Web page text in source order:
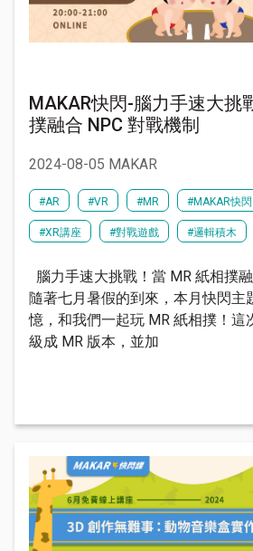
MAKAR快閃-腦力手速大挑
撲融合 NPC 對戰機制
2024-08-05 MAKAR
#AR #VR #MR #MAKAR快閃
#XR講座 #對戰遊戲 #邏輯積木
腦力手速大挑戰！當 MR 紙相撲
隨著七月暑假的到來，本月快閃主
憶，和我們一起玩 MR 紙相撲！這
級成 MR 版本，並加